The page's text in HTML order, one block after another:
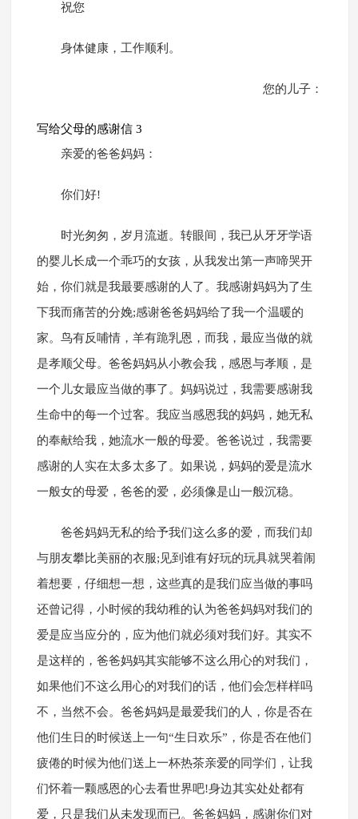
祝您
身体健康，工作顺利。
您的儿子：
写给父母的感谢信 3
亲爱的爸爸妈妈：
你们好!
时光匆匆，岁月流逝。转眼间，我已从牙牙学语
的婴儿长成一个乖巧的女孩，从我发出第一声啼哭开
始，你们就是我最要感谢的人了。我感谢妈妈为了生
下我而痛苦的分娩;感谢爸爸妈妈给了我一个温暖的
家。鸟有反哺情，羊有跪乳恩，而我，最应当做的就
是孝顺父母。爸爸妈妈从小教会我，感恩与孝顺，是
一个儿女最应当做的事了。妈妈说过，我需要感谢我
生命中的每一个过客。我应当感恩我的妈妈，她无私
的奉献给我，她流水一般的母爱。爸爸说过，我需要
感谢的人实在太多太多了。如果说，妈妈的爱是流水
一般女的母爱，爸爸的爱，必须像是山一般沉稳。
爸爸妈妈无私的给予我们这么多的爱，而我们却
与朋友攀比美丽的衣服;见到谁有好玩的玩具就哭着闹
着想要，仔细想一想，这些真的是我们应当做的事吗
还曾记得，小时候的我幼稚的认为爸爸妈妈对我们的
爱是应当应分的，应为他们就必须对我们好。其实不
是这样的，爸爸妈妈其实能够不这么用心的对我们，
如果他们不这么用心的对我们的话，他们会怎样样吗
不，当然不会。爸爸妈妈是最爱我们的人，你是否在
他们生日的时候送上一句“生日欢乐”，你是否在他们
疲倦的时候为他们送上一杯热茶亲爱的同学们，让我
们怀着一颗感恩的心去看世界吧!身边其实处处都有
爱，只是我们从未发现而已。爸爸妈妈，感谢你们对